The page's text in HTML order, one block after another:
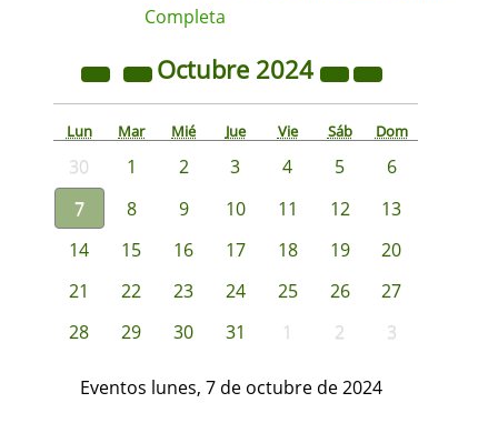
Completa
Octubre 2024
Lun Mar Mié Jue Vie Sáb Dom
30 1 2 3 4 5
6
7
8 9 10 11 12
13
14
15 16 17 18 19
20
21
22 23 24 25 26
27
28
29 30 31 1 2 3
Eventos lunes, 7 de octubre de 2024